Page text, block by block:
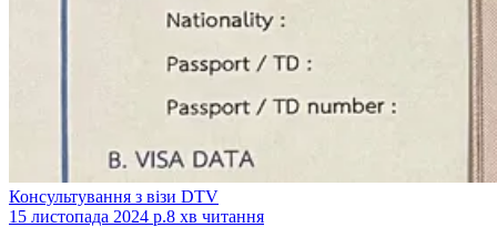
Консультування з візи DTV
15 листопада 2024 р.8 хв читання